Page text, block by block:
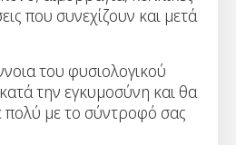
που συνεχίζουν και μετά
του φυσιολογικού
την εγκυμοσύνη και θα
πολύ με το σύντροφό σας